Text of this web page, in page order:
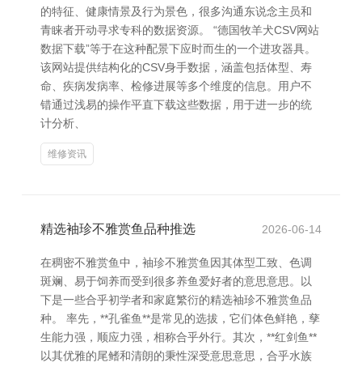
的特征、健康情景及行为景色，很多沟通东说念主员和
青睐者开动寻求专科的数据资源。 “德国牧羊犬CSV网站
数据下载”等于在这种配景下应时而生的一个进攻器具。
该网站提供结构化的CSV身手数据，涵盖包括体型、寿
命、疾病发病率、检修进展等多个维度的信息。用户不
错通过浅易的操作平直下载这些数据，用于进一步的统
计分析、
维修资讯
精选袖珍不雅赏鱼品种推选 2026-06-14
在稠密不雅赏鱼中，袖珍不雅赏鱼因其体型工致、色调
斑斓、易于饲养而受到很多养鱼爱好者的意思意思。以
下是一些合乎初学者和家庭繁衍的精选袖珍不雅赏鱼品
种。 率先，**孔雀鱼**是常见的选拔，它们体色鲜艳，孳
生能力强，顺应力强，相称合乎外行。其次，**红剑鱼**
以其优雅的尾鳍和清朗的秉性深受意思意思，合乎水族